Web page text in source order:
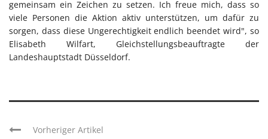
gemeinsam ein Zeichen zu setzen. Ich freue mich, dass so
viele Personen die Aktion aktiv unterstützen, um dafür zu
sorgen, dass diese Ungerechtigkeit endlich beendet wird", so
Elisabeth Wilfart, Gleichstellungsbeauftragte der
Landeshauptstadt Düsseldorf.
Vorheriger Artikel